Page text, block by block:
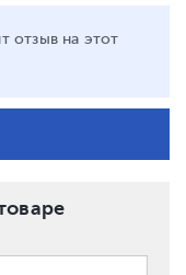
отзыв на этот